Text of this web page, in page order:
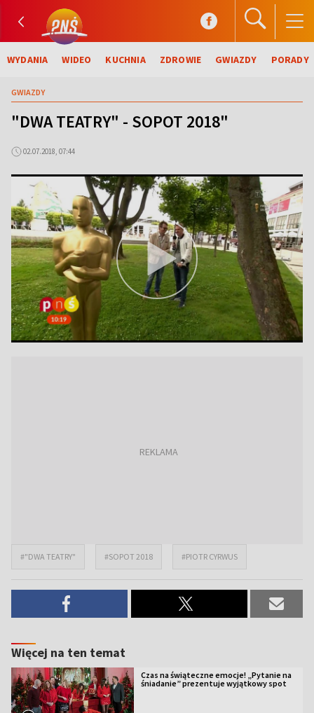
WYDANIA WIDEO KUCHNIA ZDROWIE GWIAZDY PORADY
GWIAZDY
"DWA TEATRY" - SOPOT 2018"
02.07.2018, 07:44
#"DWA TEATRY" #SOPOT 2018 #PIOTR CYRWUS
Więcej na ten temat
Czas na świąteczne emocje! „Pytanie na
śniadanie” prezentuje wyjątkowy spot